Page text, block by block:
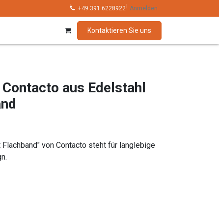
Kollektionen Marken
+49 391 6228922 Anmelden
Kontaktieren Sie uns
aus Edelstahl
von Contacto steht für langlebige